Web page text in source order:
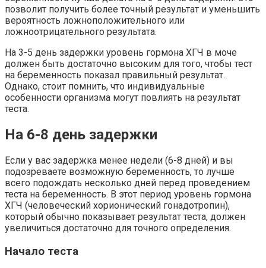
позволит получить более точный результат и уменьшить
вероятность ложноположительного или
ложноотрицательного результата.
На 3-5 день задержки уровень гормона ХГЧ в моче
должен быть достаточно высоким для того, чтобы тест
на беременность показал правильный результат.
Однако, стоит помнить, что индивидуальные
особенности организма могут повлиять на результат
теста.
На 6-8 день задержки
Если у вас задержка менее недели (6-8 дней) и вы
подозреваете возможную беременность, то лучше
всего подождать несколько дней перед проведением
теста на беременность. В этот период уровень гормона
ХГЧ (человеческий хорионический гонадотропин),
который обычно показывает результат теста, должен
увеличиться достаточно для точного определения.
Начало теста